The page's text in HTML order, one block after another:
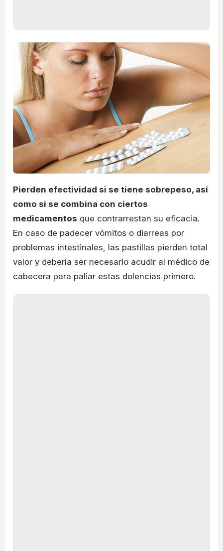
Pierden efectividad si se tiene sobrepeso, así
como si se combina con ciertos
medicamentos que contrarrestan su eficacia.
En caso de padecer vómitos o diarreas por
problemas intestinales, las pastillas pierden total
valor y debería ser necesario acudir al médico de
cabecera para paliar estas dolencias primero.